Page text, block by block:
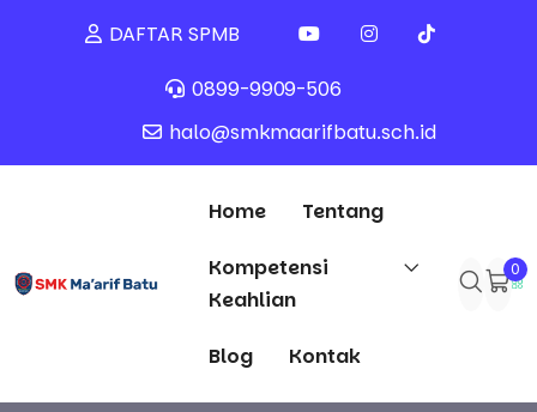
DAFTAR SPMB
0899-9909-506
halo@smkmaarifbatu.sch.id
Home Tentang
Kompetensi
Keahlian
Blog Kontak
0